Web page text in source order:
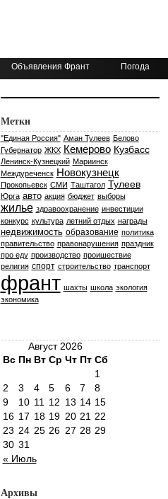
Объявления Франт Погода
Метки
"Единая Россия" Аман Тулеев Белово
Губернатор ЖКХ Кемерово Кузбасс
Ленинск-Кузнецкий Мариинск
Междуреченск Новокузнецк
Прокопьевск СМИ Таштагол Тулеев
Юрга авто акция бюджет выборы
жилье здравоохранение инвестиции
конкурс культура летний отдых награды
недвижимость образование политика
правительство правонарушения праздник
про еду производство проишествие
религия спорт строительство транспорт
франт шахты школа экология
экономика
Август 2026
Вс Пн Вт Ср Чт Пт Сб
« Июль
1
2
3 4 5 6 7
8
9
10 11 12 13 14 15
16 17 18 19 20 21 22
23 24 25 26 27 28 29
30 31
Архивы